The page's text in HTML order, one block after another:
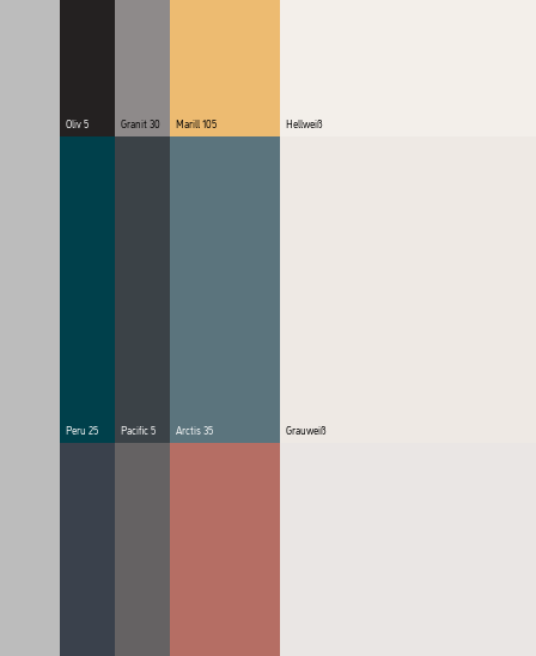
Oliv 5 Granit 30 Marill 105 Hellweiß
Peru 25 Pacific 5 Arctis 35 Grauweiß